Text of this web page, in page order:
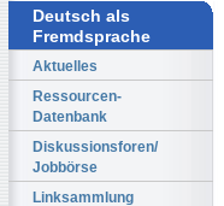
Deutsch als
Fremdsprache
Aktuelles
Ressourcen-
Datenbank
Diskussionsforen/
Jobbörse
Linksammlung